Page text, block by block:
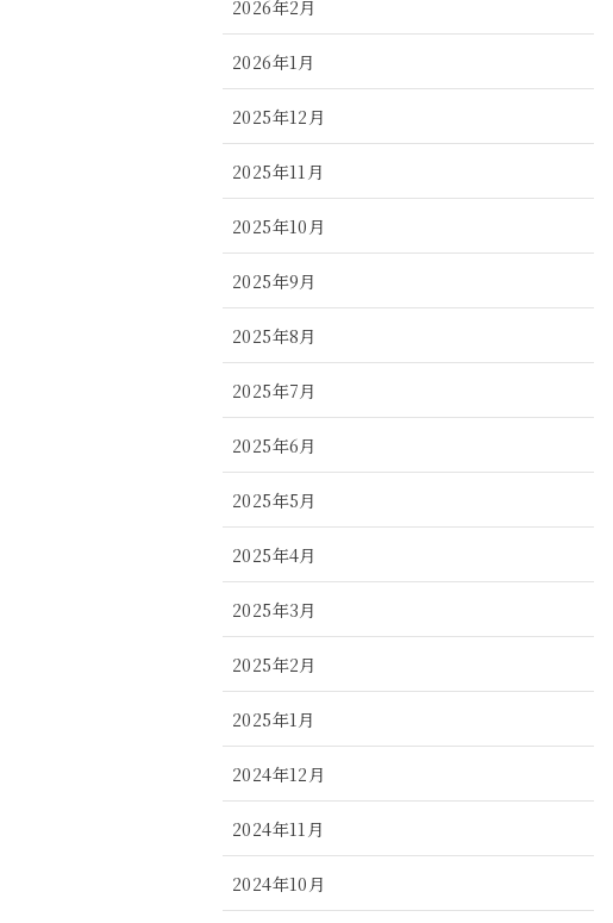
2026年2月
2026年1月
2025年12月
2025年11月
2025年10月
2025年9月
2025年8月
2025年7月
2025年6月
2025年5月
2025年4月
2025年3月
2025年2月
2025年1月
2024年12月
2024年11月
2024年10月